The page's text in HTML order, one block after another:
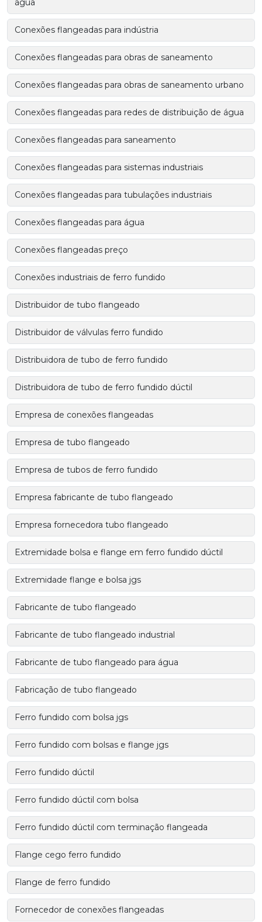
água
Conexões flangeadas para indústria
Conexões flangeadas para obras de saneamento
Conexões flangeadas para obras de saneamento urbano
Conexões flangeadas para redes de distribuição de água
Conexões flangeadas para saneamento
Conexões flangeadas para sistemas industriais
Conexões flangeadas para tubulações industriais
Conexões flangeadas para água
Conexões flangeadas preço
Conexões industriais de ferro fundido
Distribuidor de tubo flangeado
Distribuidor de válvulas ferro fundido
Distribuidora de tubo de ferro fundido
Distribuidora de tubo de ferro fundido dúctil
Empresa de conexões flangeadas
Empresa de tubo flangeado
Empresa de tubos de ferro fundido
Empresa fabricante de tubo flangeado
Empresa fornecedora tubo flangeado
Extremidade bolsa e flange em ferro fundido dúctil
Extremidade flange e bolsa jgs
Fabricante de tubo flangeado
Fabricante de tubo flangeado industrial
Fabricante de tubo flangeado para água
Fabricação de tubo flangeado
Ferro fundido com bolsa jgs
Ferro fundido com bolsas e flange jgs
Ferro fundido dúctil
Ferro fundido dúctil com bolsa
Ferro fundido dúctil com terminação flangeada
Flange cego ferro fundido
Flange de ferro fundido
Fornecedor de conexões flangeadas